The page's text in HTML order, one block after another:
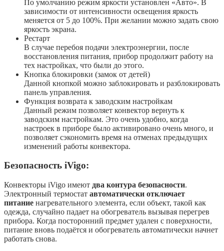
По умолчанию режим яркости установлен «Авто». В
зависимости от интенсивности освещения яркость
меняется от 5 до 100%. При желании можно задать свою
яркость экрана.
Рестарт
В случае перебоя подачи электроэнергии, после
восстановления питания, прибор продолжит работу на
тех настройках, что были до этого.
Кнопка блокировки (замок от детей)
Данной кнопкой можно заблокировать и разблокировать
панель управления.
Функция возврата к заводским настройкам
Данный режим позволяет конвектор вернуть к
заводским настройкам. Это очень удобно, когда
настроек в приборе было активировано очень много, и
позволяет сэкономить время на отменах предыдущих
изменений работы конвектора.
Безопасность iVigo:
Конвекторы iVigo имеют два контура безопасности.
Электронный термостат автоматически отключает
питание нагревательного элемента, если объект, такой как
одежда, случайно падает на обогреватель вызывая перегрев
прибора. Когда посторонний предмет удален с поверхности,
питание вновь подаётся и обогреватель автоматически начнет
работать снова.